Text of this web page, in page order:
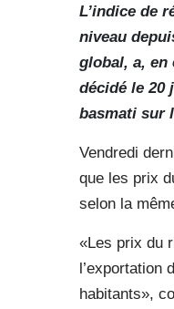
L’indice de
niveau
global, a, en
décidé le 20
basmati sur
Vendredi
que les prix
selon la
«Les prix du
l’exportation
habitants»,